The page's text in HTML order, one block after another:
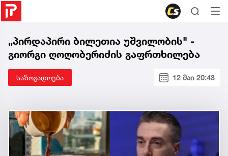
„პირდაპირი ბილეთია უშვილობის" -
გიორგი ღოღობერიძის გაფრთხილება
საზოგადოება 12 მაი 20:43